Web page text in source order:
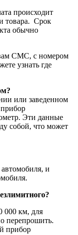
происходит
товара. Срок
обычно
CMC, с номером
узнать где
или заведенном
Эти данные
собой, что может
и
000 км, для
перепрошить.
прибор